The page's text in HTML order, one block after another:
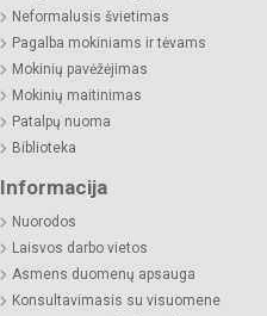
Neformalusis švietimas
Pagalba mokiniams ir tėvams
Mokinių pavėžėjimas
Mokinių maitinimas
Patalpų nuoma
Biblioteka
Informacija
Nuorodos
Laisvos darbo vietos
Asmens duomenų apsauga
Konsultavimasis su visuomene